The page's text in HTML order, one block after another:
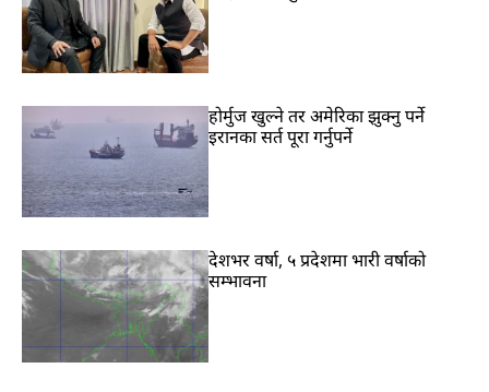
होर्मुज खुल्ने तर अमेरिका झुक्नु पर्ने
इरानका सर्त पूरा गर्नुपर्ने
देशभर वर्षा, ५ प्रदेशमा भारी वर्षाको
सम्भावना